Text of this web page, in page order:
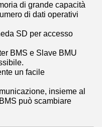
di grande capacità
di dati operativi
SD per accesso
BMS e Slave BMU
un facile
insieme al
può scambiare